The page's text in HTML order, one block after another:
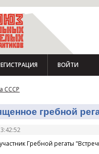
ВОЙТИ
СССР
гребной
Гребной регаты